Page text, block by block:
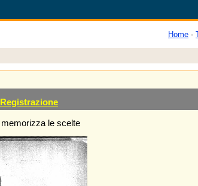
Home -
Registrazione
memorizza le scelte